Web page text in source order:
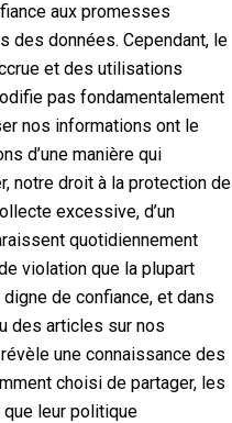
aux promesses
des données. Cependant, le
et des utilisations
pas fondamentalement
nos informations ont le
d’une manière qui
notre droit à la protection de
excessive, d’un
quotidiennement
violation que la plupart
de confiance, et dans
des articles sur nos
une connaissance des
choisi de partager, les
leur politique